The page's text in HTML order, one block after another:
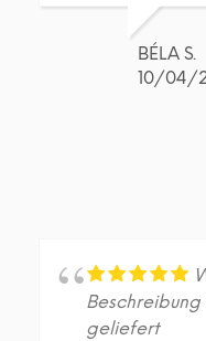
BÉLA S.
10/04/
Beschreibung
geliefert